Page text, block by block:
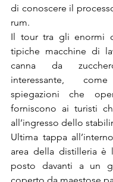
di conoscere il
rum.
Il tour tra gli enormi
tipiche macchine di
canna da
interessante,
spiegazioni che
forniscono ai turisti
all’ingresso dello
Ultima tappa
area della distilleria è
posto davanti a un